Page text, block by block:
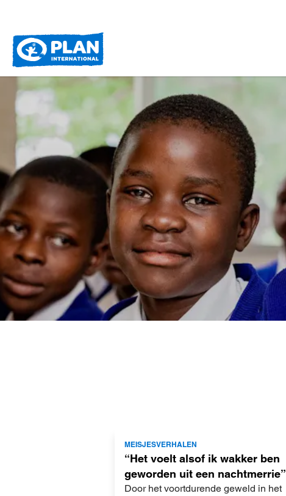
MEISJESVERHALEN
“Het voelt alsof ik wakker ben
geworden uit een nachtmerrie”
Door het voortdurende geweld in het
meer